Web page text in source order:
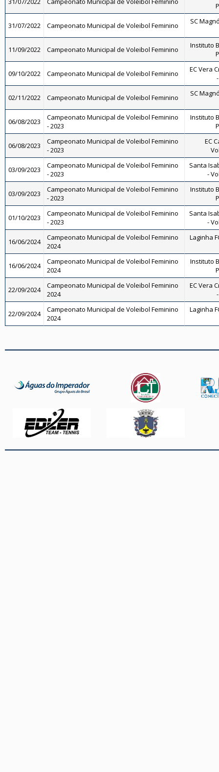
31/07/2022 Campeonato Municipal de Voleibol Feminino SC
11/09/2022 Campeonato Municipal de Voleibol Feminino
Instituto
09/10/2022 Campeonato Municipal de Voleibol Feminino
EC Vera
02/11/2022 Campeonato Municipal de Voleibol Feminino SC
06/08/2023
Campeonato Municipal de Voleibol Feminino
- 2023
Instituto
06/08/2023
Campeonato Municipal de Voleibol Feminino
- 2023
EC
03/09/2023
Campeonato Municipal de Voleibol Feminino
- 2023
Santa
-
03/09/2023
Campeonato Municipal de Voleibol Feminino
- 2023
Instituto
01/10/2023
Campeonato Municipal de Voleibol Feminino
- 2023
Santa
-
16/06/2024
Campeonato Municipal de Voleibol Feminino
2024
Laginha
16/06/2024
Campeonato Municipal de Voleibol Feminino
2024
Instituto
22/09/2024
Campeonato Municipal de Voleibol Feminino
2024
EC Vera
22/09/2024
Campeonato Municipal de Voleibol Feminino
2024
Laginha